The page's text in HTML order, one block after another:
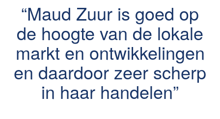
Maud Zuur is goed op
de hoogte van de lokale
markt en ontwikkelingen
en daardoor zeer scherp
in haar handelen